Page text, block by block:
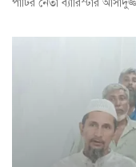
পার্টির নেতা ব্যারিস্টার